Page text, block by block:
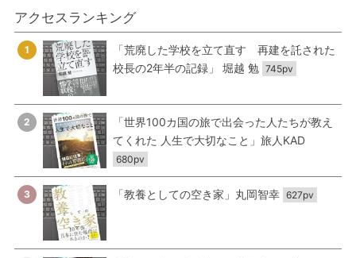
アクセスランキング
1
「荒廃した学校を立て直す 再建を託された
校長の2年半の記録」 堀越 勉 745pv
2
「世界100カ国の旅で出会った人たちが教え
てくれた 人生で大切なこと」旅人KAD
680pv
3 「教養としての空き家」丸岡智幸 627pv